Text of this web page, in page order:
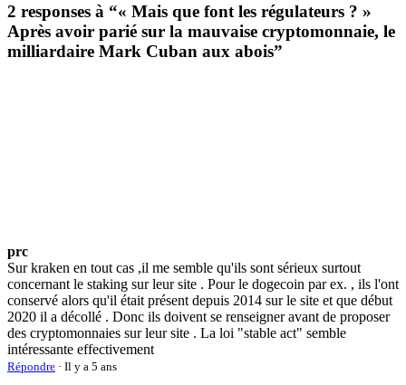
2 responses à “« Mais que font les régulateurs ? »
Après avoir parié sur la mauvaise cryptomonnaie, le
milliardaire Mark Cuban aux abois”
prc
Sur kraken en tout cas ,il me semble qu'ils sont sérieux surtout
concernant le staking sur leur site . Pour le dogecoin par ex. , ils l'ont
conservé alors qu'il était présent depuis 2014 sur le site et que début
2020 il a décollé . Donc ils doivent se renseigner avant de proposer
des cryptomonnaies sur leur site . La loi "stable act" semble
intéressante effectivement
Répondre · Il y a 5 ans